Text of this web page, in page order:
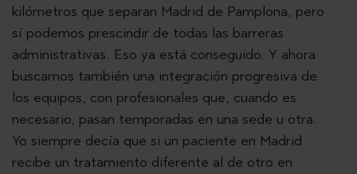
kilómetros que separan Madrid de Pamplona, pero
sí podemos prescindir de todas las barreras
administrativas. Eso ya está conseguido. Y ahora
buscamos también una integración progresiva de
los equipos, con profesionales que, cuando es
necesario, pasan temporadas en una sede u otra.
Yo siempre decía que si un paciente en Madrid
recibe un tratamiento diferente al de otro en